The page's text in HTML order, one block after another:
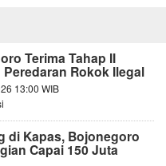
Terima Tahap II
Rokok Ilegal
13:00 WIB
di Kapas, Bojonegoro
Capai 150 Juta